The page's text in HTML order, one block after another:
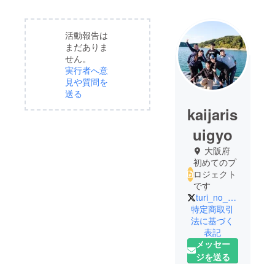
活動報告は
まだありま
せん。
実行者へ意
見や質問を
送る
kaijaris
uigyo
大阪府
初めてのプ
ロジェクト
です
turi_no_gakkou
特定商取引
法に基づく
表記
メッセー
ジを送る